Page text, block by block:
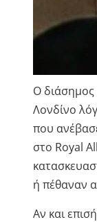
Ο
Λονδίνο
που
στο Royal
ή πέθαναν
Αν και